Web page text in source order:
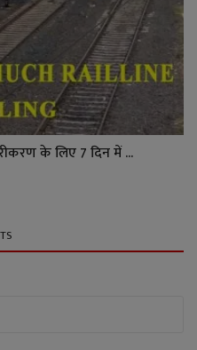
के लिए 7 दिन में ...